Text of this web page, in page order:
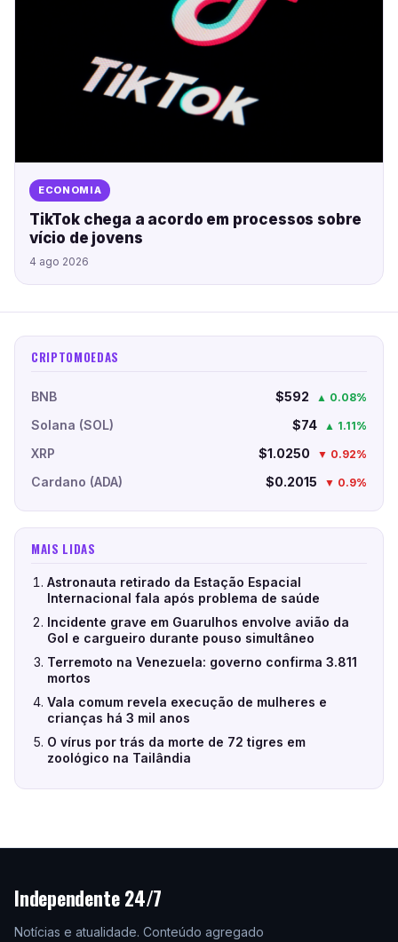
ECONOMIA
TikTok chega a acordo em processos sobre
vício de jovens
4 ago 2026
CRIPTOMOEDAS
BNB $592 ▲ 0.08%
Solana (SOL) $74 ▲ 1.11%
XRP $1.0250 ▼ 0.92%
Cardano (ADA) $0.2015 ▼ 0.9%
MAIS LIDAS
Astronauta retirado da Estação Espacial
Internacional fala após problema de saúde
Incidente grave em Guarulhos envolve avião da
Gol e cargueiro durante pouso simultâneo
Terremoto na Venezuela: governo confirma 3.811
mortos
Vala comum revela execução de mulheres e
crianças há 3 mil anos
O vírus por trás da morte de 72 tigres em
zoológico na Tailândia
Independente 24/7
Notícias e atualidade. Conteúdo agregado